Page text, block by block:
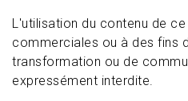
L'utilisation du contenu de
commerciales ou à des fins
transformation ou de
expressément interdite.